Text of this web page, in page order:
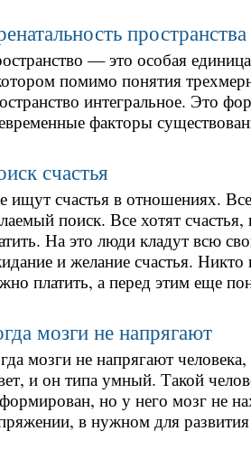
пространства
— это особая
помимо понятия
интегральное. Это
факторы
счастья
ищут счастья в отношениях.
поиск. Все хотят
На это люди кладут всю
и желание счастья. Никто
платить, а перед этим еще
мозги не напрягают
мозги не напрягают
и он типа умный. Такой
но у него мозг не
в нужном для